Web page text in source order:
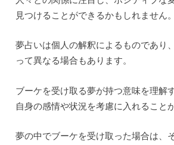
見つけることができるかもしれません。
夢占いは個人の解釈によるものであり
って異なる場合もあります。
ブーケを受け取る夢が持つ意味を理解
自身の感情や状況を考慮に入れること
夢の中でブーケを受け取った場合は、